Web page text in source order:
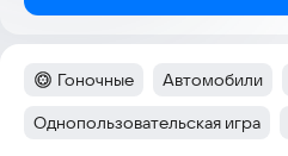
Категория:
Гоночные Тег:
Автомобили
Тег:
Однопользовательская игра